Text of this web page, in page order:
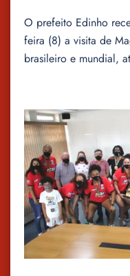
O prefeito Edinho
feira (8) a visita de
brasileiro e mundial,